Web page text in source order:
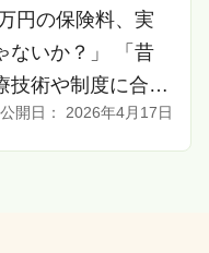
円の保険料、実
ないか？」 「昔
技術や制度に合っ
りたいのに、保
2026年4月17日